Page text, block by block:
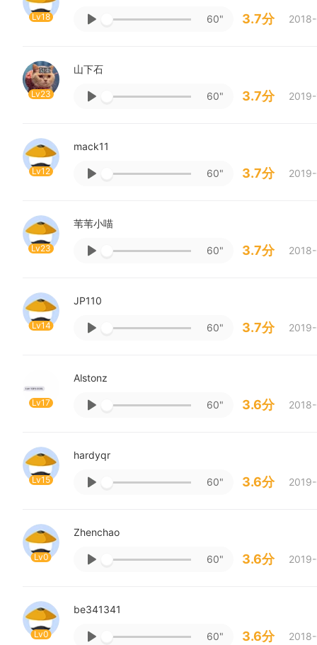
Lv18 60" 3.7分
Lv23
山下石
60" 3.7分
Lv12
mack11
60" 3.7分
Lv23
苇苇小喵
60" 3.7分
Lv14
JP110
60" 3.7分
Lv17
Alstonz
60" 3.6分
Lv15
hardyqr
60" 3.6分
Lv0
Zhenchao
60" 3.6分
Lv0
be341341
60" 3.6分